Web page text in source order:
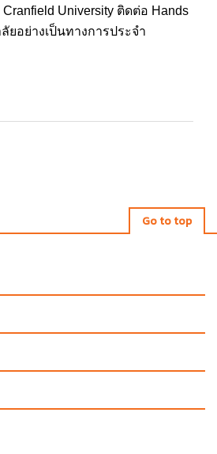
University ติดต่อ Hands
อย่างเป็นทางการประจำ
Go to top